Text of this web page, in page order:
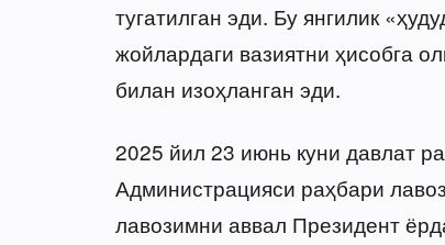
тугатилган эди. Бу янгилик
жойлардаги вазиятни ҳисобга
билан изоҳланган эди.
2025 йил 23 июнь куни давлат
Администрацияси раҳбари
лавозимни аввал Президент